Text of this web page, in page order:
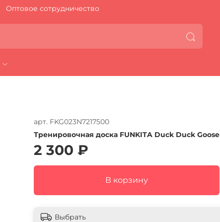
Оптовое сотрудничество
арт. FKG023N7217500
Тренировочная доска FUNKITA Duck Duck Goose
2 300 ₽
В корзину
Выбрать